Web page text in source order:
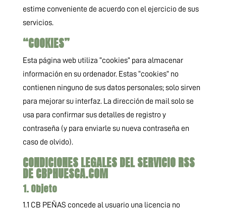
estime conveniente de acuerdo con el ejercicio de sus
servicios.
“COOKIES”
Esta página web utiliza “cookies” para almacenar
información en su ordenador. Estas “cookies” no
contienen ninguno de sus datos personales; solo sirven
para mejorar su interfaz. La dirección de mail solo se
usa para confirmar sus detalles de registro y
contraseña (y para enviarle su nueva contraseña en
caso de olvido).
CONDICIONES LEGALES DEL SERVICIO RSS
DE CBPHUESCA.COM
1. Objeto
1.1 CB PEÑAS concede al usuario una licencia no